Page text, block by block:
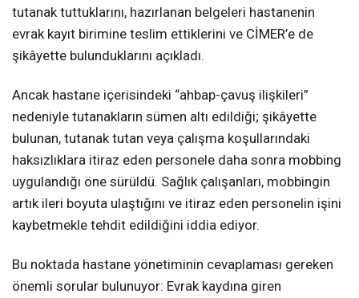
tutanak tuttuklarını, hazırlanan belgeleri hastanenin
evrak kayıt birimine teslim ettiklerini ve CİMER’e de
şikâyette bulunduklarını açıkladı.
Ancak hastane içerisindeki “ahbap-çavuş ilişkileri”
nedeniyle tutanakların sümen altı edildiği; şikâyette
bulunan, tutanak tutan veya çalışma koşullarındaki
haksızlıklara itiraz eden personele daha sonra mobbing
uygulandığı öne sürüldü. Sağlık çalışanları, mobbingin
artık ileri boyuta ulaştığını ve itiraz eden personelin işini
kaybetmekle tehdit edildiğini iddia ediyor.
Bu noktada hastane yönetiminin cevaplaması gereken
önemli sorular bulunuyor: Evrak kaydına giren